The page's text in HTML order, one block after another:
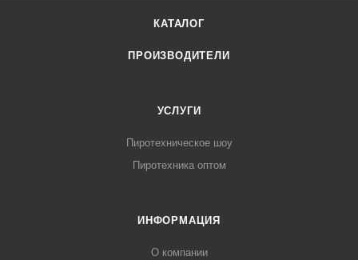
КАТАЛОГ
ПРОИЗВОДИТЕЛИ
УСЛУГИ
Пиротехническое шоу
Пиротехника оптом
ИНФОРМАЦИЯ
О компании